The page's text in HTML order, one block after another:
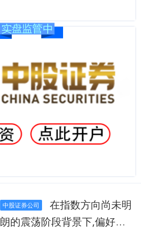
中股证券公司
在指数方向尚未明
朗的震荡阶段背景下,偏好高